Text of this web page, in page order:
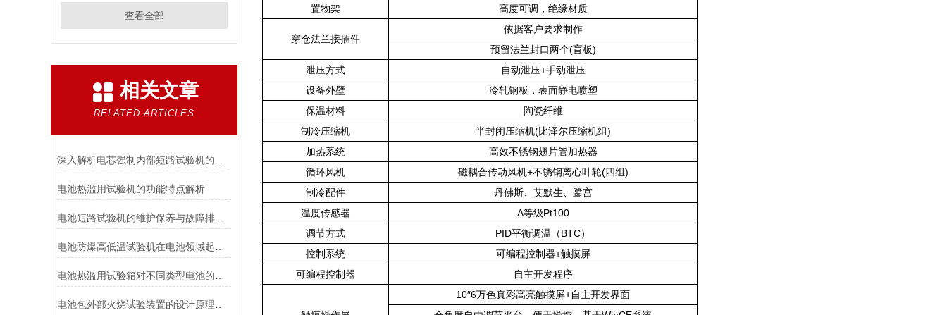
查看全部
相关文章
RELATED ARTICLES
电池热滥用试验机的功能特点解析
电池短路试验机的维护保养与故障排除技巧分享
置物架
高度可调，绝缘材质
穿仓法兰接插件
依据客户要求制作
预留法兰封口两个(盲板)
泄压方式
自动泄压+手动泄压
设备外壁
冷轧钢板，表面静电喷塑
保温材料
陶瓷纤维
制冷压缩机
半封闭压缩机(比泽尔压缩机组)
加热系统
高效不锈钢翅片管加热器
循环风机
磁耦合传动风机+不锈钢离心叶轮(四组)
制冷配件
丹佛斯、艾默生、鹭宫
温度传感器
A等级Pt100
调节方式
PID平衡调温（BTC）
控制系统
可编程控制器+触摸屏
可编程控制器
自主开发程序
10″6万色真彩高亮触摸屏+自主开发界面